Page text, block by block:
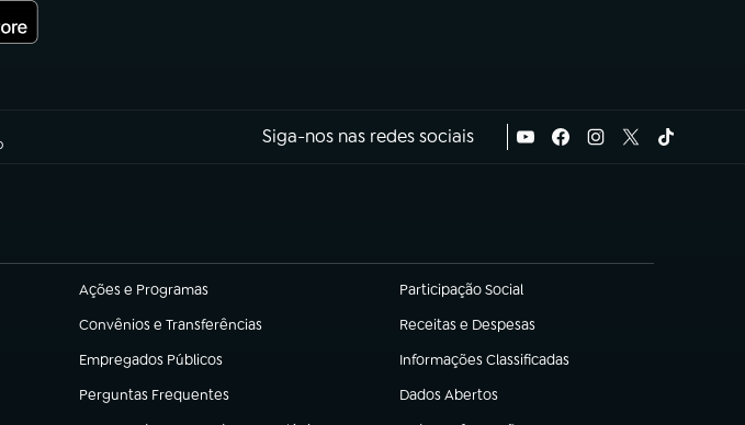
Siga-nos nas redes sociais
Ações e Programas
(abre em nova aba) Participação Social
(abre em nova aba)
Convênios e Transferências
(abre em nova aba) Receitas e Despesas
(abre em nova aba)
Empregados Públicos
(abre em nova aba) Informações Classificadas
(abre em nova aba)
Perguntas Frequentes
(abre em nova aba) Dados Abertos
(abre em nova aba)